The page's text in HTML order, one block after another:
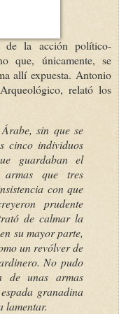
de la acción político-
que, únicamente, se
allí expuesta. Antonio
relató los
sin que se
cinco individuos
guardaban el
armas que tres
con que
prudente
de calmar la
su mayor parte,
un revólver de
No pudo
de unas armas
granadina
lamentar.